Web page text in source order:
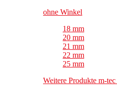
ohne Winkel
18 mm
20 mm
21 mm
22 mm
25 mm
Weitere Produkte m-tec